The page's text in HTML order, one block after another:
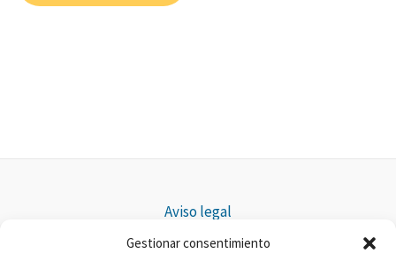
Gestionar consentimiento
Aviso legal
Política de privacidad